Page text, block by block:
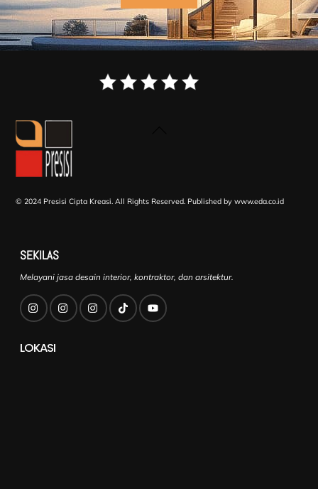
© 2024 Presisi Cipta Kreasi. All Rights Reserved. Published by www.eda.co.id
SEKILAS
Melayani jasa desain interior, kontraktor, dan arsitektur.
LOKASI